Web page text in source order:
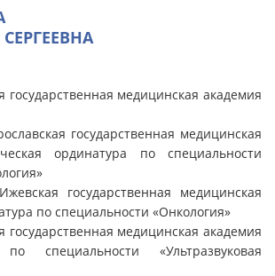
государственная медицинская академия
государственная медицинская
ординатура по специальности
государственная медицинская
по специальности «Онкология»
государственная медицинская академия
по специальности «Ультразвуковая